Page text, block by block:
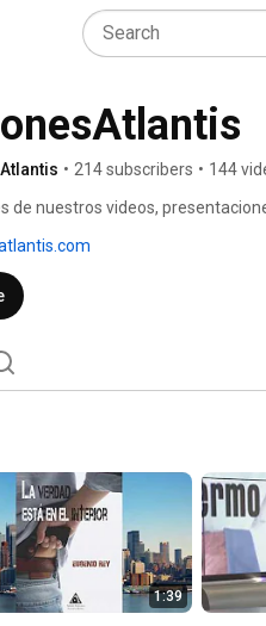
• 214 subscribers • 144
de nuestros videos,
1:39